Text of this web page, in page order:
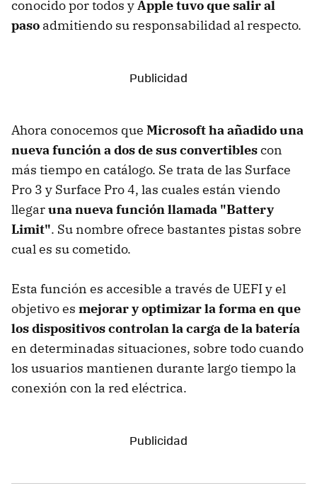
conocido por todos yApple tuvo que salir al
paso admitiendo su responsabilidad al respecto.
Ahora conocemos que Microsoft ha añadido una
nueva función a dos de sus convertiblescon
más tiempo en catálogo. Se trata de las Surface
Pro 3 y Surface Pro 4, las cuales están viendo
llegaruna nueva función llamada "Battery
Limit". Su nombre ofrece bastantes pistas sobre
cual es su cometido.
Esta función es accesible a través de UEFI y el
objetivo es mejorar y optimizar la forma en que
los dispositivos controlan la carga de la batería
en determinadas situaciones, sobre todo cuando
los usuarios mantienen durante largo tiempo la
conexión con la red eléctrica.